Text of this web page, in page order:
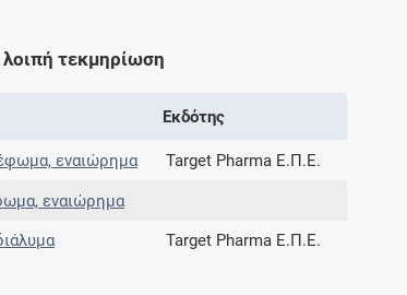
τεκμηρίωση
Εκδότης
εναιώρημα Target Pharma Ε.Π.Ε.
εναιώρημα
Target Pharma Ε.Π.Ε.